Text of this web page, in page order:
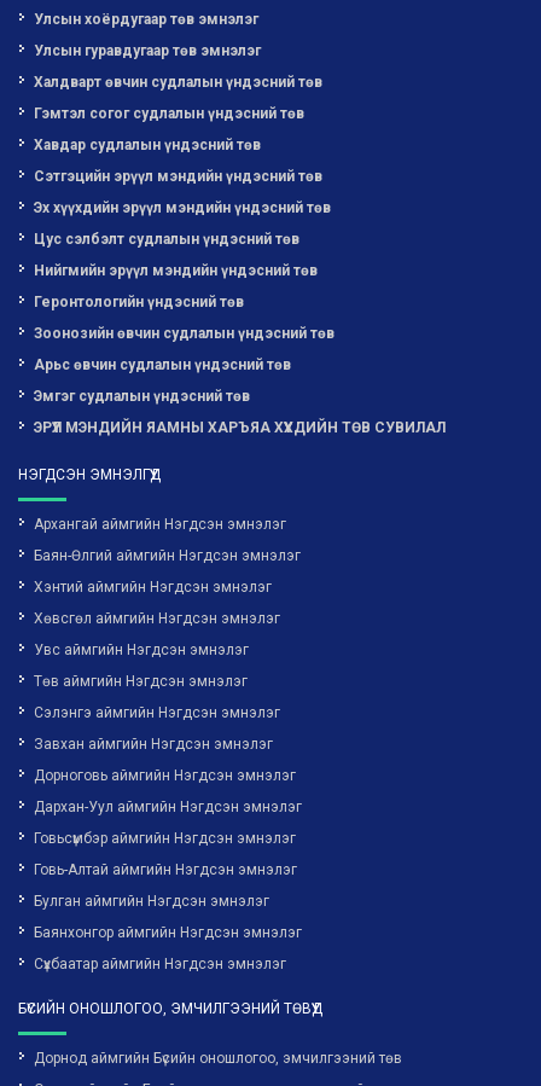
Улсын хоёрдугаар төв эмнэлэг
Улсын гуравдугаар төв эмнэлэг
Халдварт өвчин судлалын үндэсний төв
Гэмтэл согог судлалын үндэсний төв
Хавдар судлалын үндэсний төв
Сэтгэцийн эрүүл мэндийн үндэсний төв
Эх хүүхдийн эрүүл мэндийн үндэсний төв
Цус сэлбэлт судлалын үндэсний төв
Нийгмийн эрүүл мэндийн үндэсний төв
Геронтологийн үндэсний төв
Зоонозийн өвчин судлалын үндэсний төв
Арьс өвчин судлалын үндэсний төв
Эмгэг судлалын үндэсний төв
ЭРҮҮЛ МЭНДИЙН ЯАМНЫ ХАРЪЯА ХҮҮХДИЙН ТӨВ СУВИЛАЛ
НЭГДСЭН ЭМНЭЛГҮҮД
Архангай аймгийн Нэгдсэн эмнэлэг
Баян-Өлгий аймгийн Нэгдсэн эмнэлэг
Хэнтий аймгийн Нэгдсэн эмнэлэг
Хөвсгөл аймгийн Нэгдсэн эмнэлэг
Увс аймгийн Нэгдсэн эмнэлэг
Төв аймгийн Нэгдсэн эмнэлэг
Сэлэнгэ аймгийн Нэгдсэн эмнэлэг
Завхан аймгийн Нэгдсэн эмнэлэг
Дорноговь аймгийн Нэгдсэн эмнэлэг
Дархан-Уул аймгийн Нэгдсэн эмнэлэг
Говьсүмбэр аймгийн Нэгдсэн эмнэлэг
Говь-Алтай аймгийн Нэгдсэн эмнэлэг
Булган аймгийн Нэгдсэн эмнэлэг
Баянхонгор аймгийн Нэгдсэн эмнэлэг
Сүхбаатар аймгийн Нэгдсэн эмнэлэг
БҮСИЙН ОНОШЛОГОО, ЭМЧИЛГЭЭНИЙ ТӨВҮҮД
Дорнод аймгийн Бүсийн оношлогоо, эмчилгээний төв